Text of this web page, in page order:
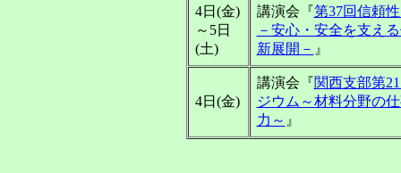
4日(金)
～5日
(土)
講演会『第37回信頼
－安心・安全を支え
新展開－ 』
4日(金)
講演会『関西支部第
ジウム～材料分野の
力～ 』